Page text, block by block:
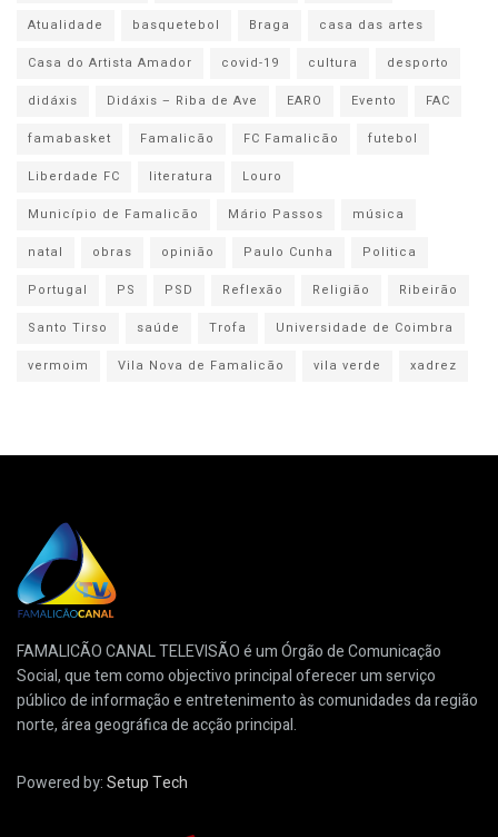
Atualidade
basquetebol Braga
casa das artes
Casa do Artista Amador
covid-19 cultura
desporto
didáxis
Didáxis – Riba de Ave EARO Evento
FAC
famabasket
Famalicão FC Famalicão
futebol
Liberdade FC
literatura
Louro
Município de Famalicão
Mário Passos
música
natal
obras opinião Paulo Cunha
Politica
Portugal
PS PSD Reflexão Religião
Ribeirão
Santo Tirso
saúde Trofa
Universidade de Coimbra
vermoim
Vila Nova de Famalicão vila verde xadrez
FAMALICÃO CANAL TELEVISÃO é um Órgão de Comunicação
Social, que tem como objectivo principal oferecer um serviço
público de informação e entretenimento às comunidades da região
norte, área geográfica de acção principal.
Powered by:Setup Tech